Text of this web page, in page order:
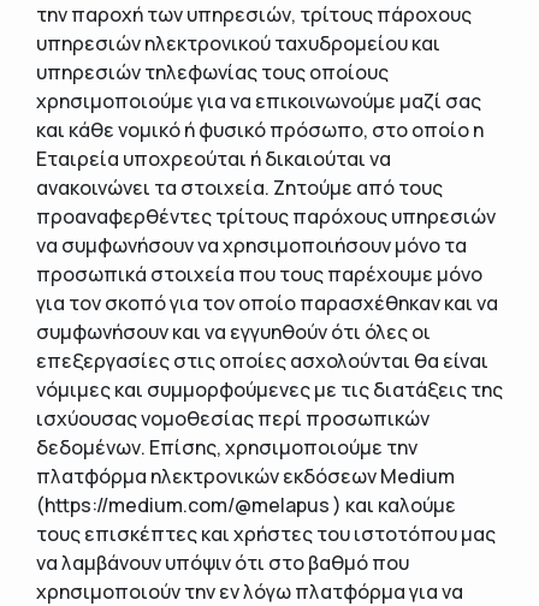
την παροχή των υπηρεσιών, τρίτους πάροχους
υπηρεσιών ηλεκτρονικού ταχυδρομείου και
υπηρεσιών τηλεφωνίας τους οποίους
χρησιμοποιούμε για να επικοινωνούμε μαζί σας
και κάθε νομικό ή φυσικό πρόσωπο, στο οποίο η
Εταιρεία υποχρεούται ή δικαιούται να
ανακοινώνει τα στοιχεία. Ζητούμε από τους
προαναφερθέντες τρίτους παρόχους υπηρεσιών
να συμφωνήσουν να χρησιμοποιήσουν μόνο τα
προσωπικά στοιχεία που τους παρέχουμε μόνο
για τον σκοπό για τον οποίο παρασχέθηκαν και να
συμφωνήσουν και να εγγυηθούν ότι όλες οι
επεξεργασίες στις οποίες ασχολούνται θα είναι
νόμιμες και συμμορφούμενες με τις διατάξεις της
ισχύουσας νομοθεσίας περί προσωπικών
δεδομένων. Επίσης, χρησιμοποιούμε την
πλατφόρμα ηλεκτρονικών εκδόσεων Medium
(https://medium.com/@melapus ) και καλούμε
τους επισκέπτες και χρήστες του ιστοτόπου μας
να λαμβάνουν υπόψιν ότι στο βαθμό που
χρησιμοποιούν την εν λόγω πλατφόρμα για να